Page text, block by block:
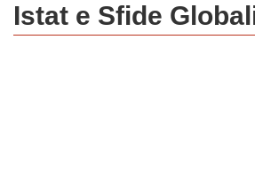
Istat e Sfide